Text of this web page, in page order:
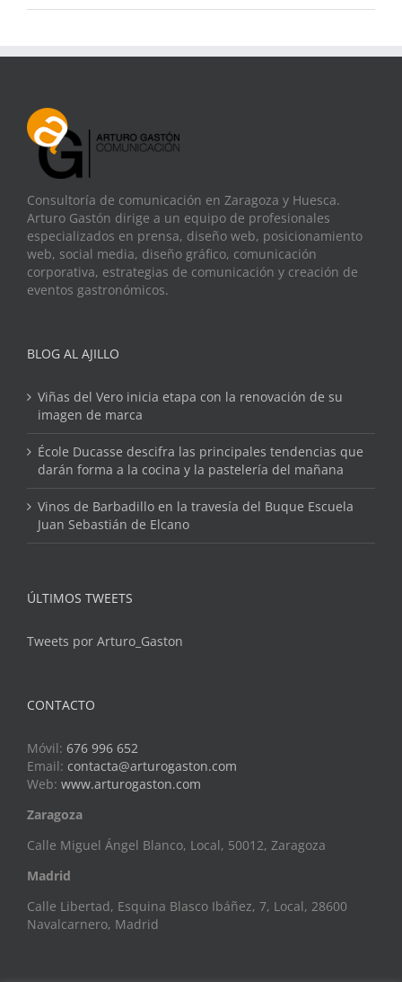
Consultoría de comunicación en Zaragoza y Huesca.
Arturo Gastón dirige a un equipo de profesionales
especializados en prensa, diseño web, posicionamiento
web, social media, diseño gráfico, comunicación
corporativa, estrategias de comunicación y creación de
eventos gastronómicos.
BLOG AL AJILLO
Viñas del Vero inicia etapa con la renovación de su
imagen de marca
École Ducasse descifra las principales tendencias que
darán forma a la cocina y la pastelería del mañana
Vinos de Barbadillo en la travesía del Buque Escuela
Juan Sebastián de Elcano
ÚLTIMOS TWEETS
Tweets por Arturo_Gaston
CONTACTO
Móvil: 676 996 652
Email: contacta@arturogaston.com
Web: www.arturogaston.com
Zaragoza
Calle Miguel Ángel Blanco, Local, 50012, Zaragoza
Madrid
Calle Libertad, Esquina Blasco Ibáñez, 7, Local, 28600
Navalcarnero, Madrid